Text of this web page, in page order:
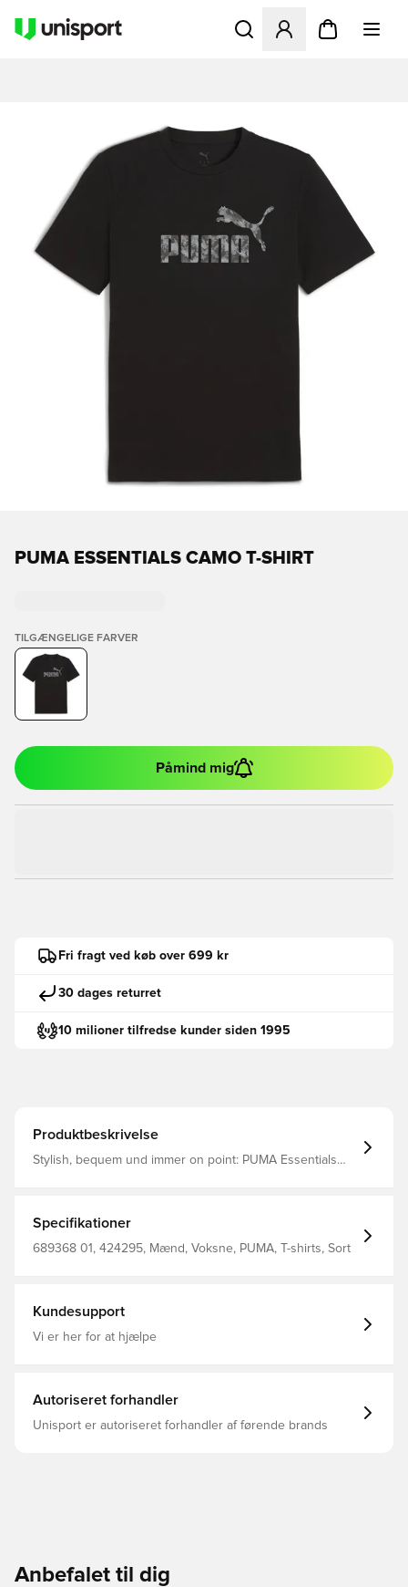
Åbner en Modal til at
PUMA ESSENTIALS CAMO T-SHIRT
TILGÆNGELIGE FARVER
Påmind mig
Fri fragt ved køb over 699 kr
30 dages returret
10 milioner tilfredse kunder siden 1995
Produktbeskrivelse
Stylish, bequem und immer on point: PUMA Essentials
vielseitig und so designt, damit du dich von morgens bis
abends wohlfühlst. Passform: Regulär Hauptmaterial:
Single Jersey Ausschnitt: Rundhalsausschnitt Kurze
Specifikationer
689368 01, 424295, Mænd, Voksne, PUMA, T-shirts, Sort
Kundesupport
Vi er her for at hjælpe
Autoriseret forhandler
Unisport er autoriseret forhandler af førende brands
Anbefalet til dig